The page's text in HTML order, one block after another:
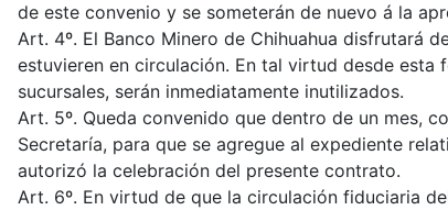
de este convenio y se someterán de nuevo á la
Art. 4º. El Banco Minero de Chihuahua disfrutará
estuvieren en circulación. En tal virtud desde
sucursales, serán inmediatamente inutilizados.
Art. 5º. Queda convenido que dentro de un mes,
Secretaría, para que se agregue al expediente
autorizó la celebración del presente contrato.
Art. 6º. En virtud de que la circulación fiduciaria